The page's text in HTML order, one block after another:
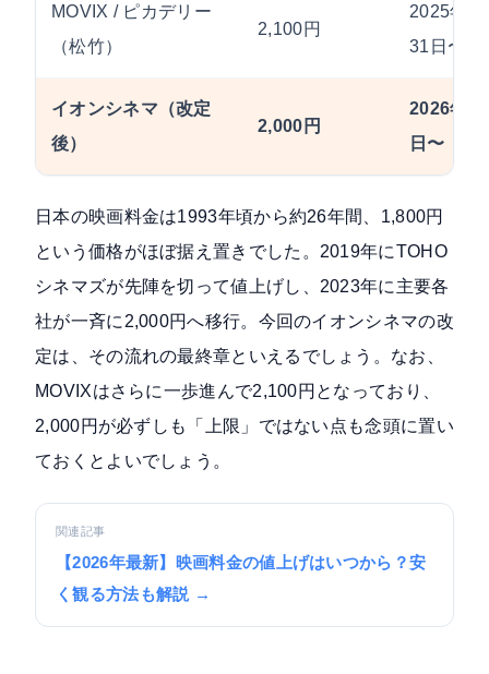
MOVIX / ピカデリー
（松竹）
2,100円
2025年
31日〜
イオンシネマ（改定
後）
2,000円
2026年6
日〜
日本の映画料金は1993年頃から約26年間、1,800円
という価格がほぼ据え置きでした。2019年にTOHO
シネマズが先陣を切って値上げし、2023年に主要各
社が一斉に2,000円へ移行。今回のイオンシネマの改
定は、その流れの最終章といえるでしょう。なお、
MOVIXはさらに一歩進んで2,100円となっており、
2,000円が必ずしも「上限」ではない点も念頭に置い
ておくとよいでしょう。
関連記事
【2026年最新】映画料金の値上げはいつから？安
く観る方法も解説 →